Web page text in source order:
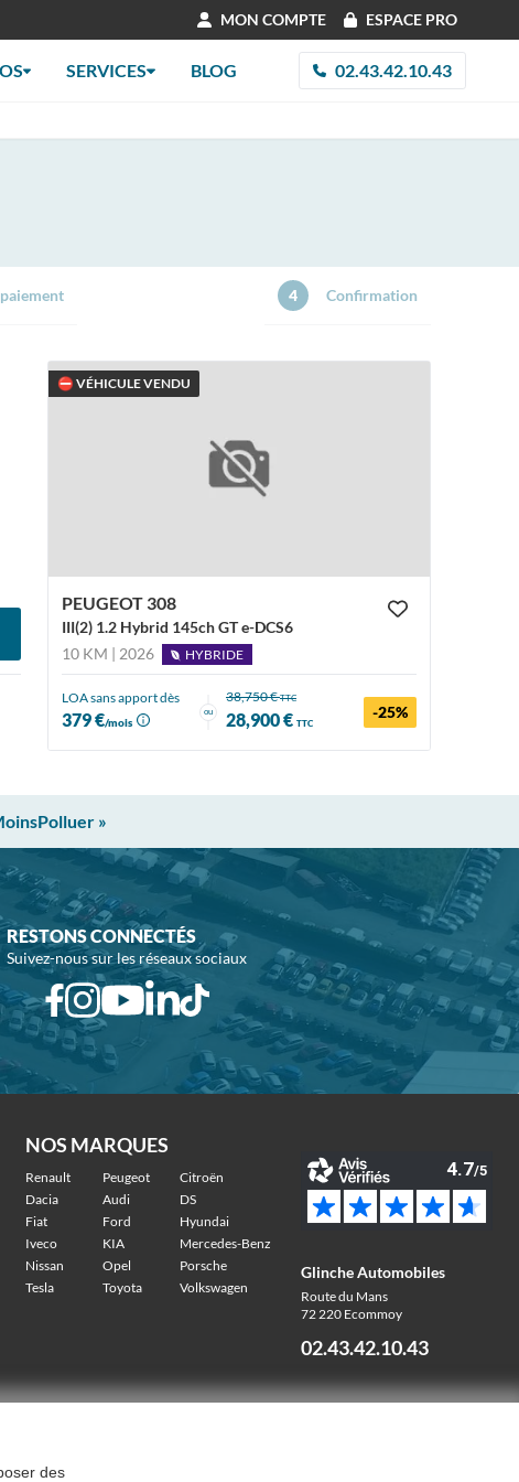
MON COMPTE ESPACE PRO
SERVICES BLOG 02.43.42.10.43
4 Confirmation
⛔ VÉHICULE VENDU
PEUGEOT 308
III(2) 1.2 Hybrid 145ch GT e-DCS6
10 KM | 2026
HYBRIDE
LOA sans apport dès
379 €/mois
ou
38,750 €TTC
28,900 € TTC
-25%
»
RESTONS CONNECTÉS
Suivez-nous sur les réseaux sociaux
NOS MARQUES
Renault Peugeot
Citroën
Dacia
Audi
DS
Fiat
Ford
Hyundai
Iveco
KIA
Mercedes-Benz
Nissan
Opel
Porsche
Tesla
Toyota Volkswagen
Glinche Automobiles
Route du Mans
72 220 Ecommoy
02.43.42.10.43
des